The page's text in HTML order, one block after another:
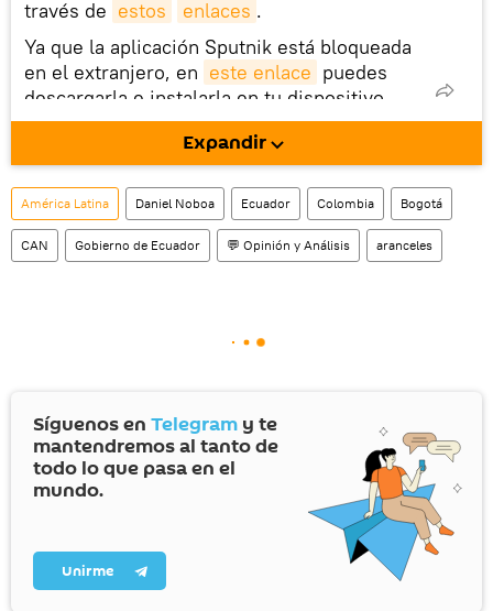
través de estos enlaces .
Ya que la aplicación Sputnik está bloqueada
en el extranjero, en este enlace puedes
descargarla e instalarla en tu dispositivo
móvil (¡solo para Android!).
También tenemos una cuenta en la red
social rusa VK .
Expandir
América Latina Daniel Noboa Ecuador Colombia Bogotá
CAN Gobierno de Ecuador 💬 Opinión y Análisis aranceles
Síguenos en Telegram y te
mantendremos al tanto de
todo lo que pasa en el
mundo.
Unirme